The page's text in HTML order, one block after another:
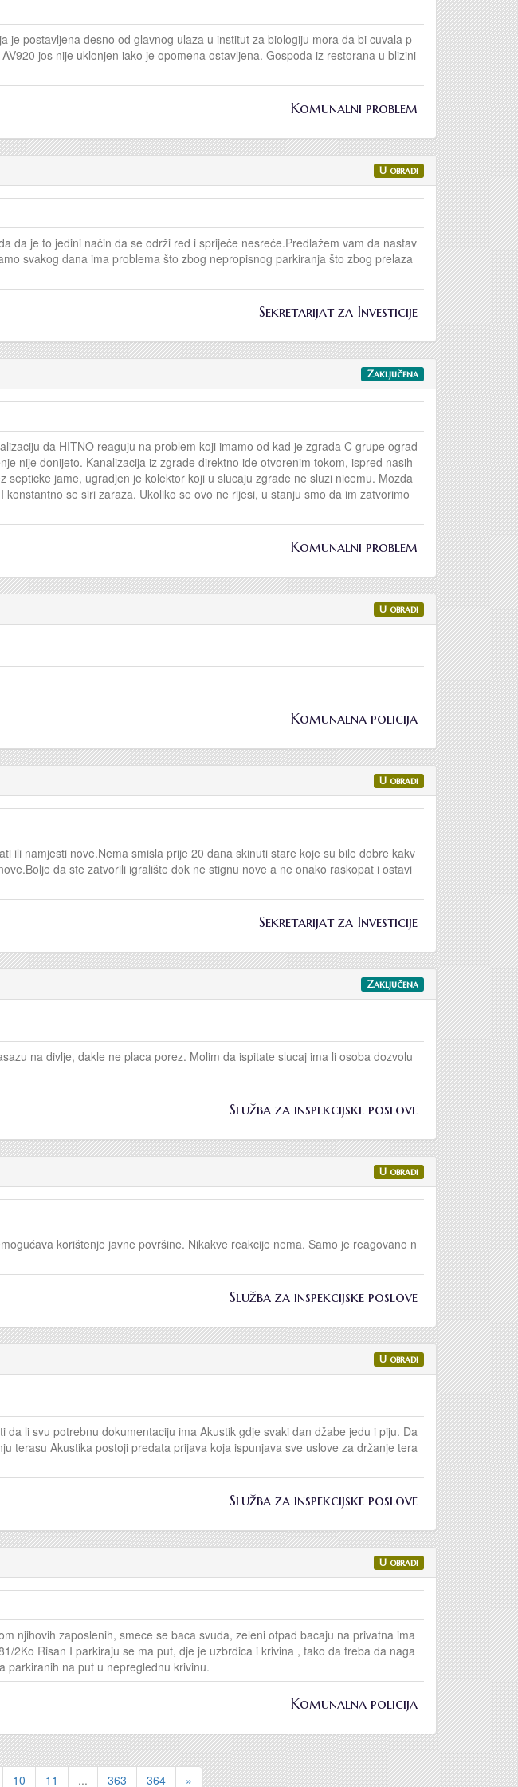
postavljena desno od glavnog ulaza u institut za biologiju mora da bi cuvala p
jos nije uklonjen iako je opomena ostavljena. Gospoda iz restorana u blizini
Komunalni problem
U obradi
da je to jedini način da se održi red i spriječe nesreće.Predlažem vam da nastav
svakog dana ima problema što zbog nepropisnog parkiranja što zbog prelaza
Sekretarijat za Investicije
Zaključena
da HITNO reaguju na problem koji imamo od kad je zgrada C grupe ograd
nije donijeto. Kanalizacija iz zgrade direktno ide otvorenim tokom, ispred nasih
jame, ugradjen je kolektor koji u slucaju zgrade ne sluzi nicemu. Mozda
se siri zaraza. Ukoliko se ovo ne rijesi, u stanju smo da im zatvorimo
Komunalni problem
U obradi
Komunalna policija
U obradi
ili namjesti nove.Nema smisla prije 20 dana skinuti stare koje su bile dobre kakv
da ste zatvorili igralište dok ne stignu nove a ne onako raskopat i ostavi
Sekretarijat za Investicije
Zaključena
na divlje, dakle ne placa porez. Molim da ispitate slucaj ima li osoba dozvolu
Služba za inspekcijske poslove
U obradi
korištenje javne površine. Nikakve reakcije nema. Samo je reagovano n
Služba za inspekcijske poslove
U obradi
li svu potrebnu dokumentaciju ima Akustik gdje svaki dan džabe jedu i piju. Da
terasu Akustika postoji predata prijava koja ispunjava sve uslove za držanje tera
Služba za inspekcijske poslove
U obradi
njihovih zaposlenih, smece se baca svuda, zeleni otpad bacaju na privatna ima
2Ko Risan I parkiraju se ma put, dje je uzbrdica i krivina , tako da treba da naga
parkiranih na put u nepreglednu krivinu.
Komunalna policija
10 11 ... 363 364 »